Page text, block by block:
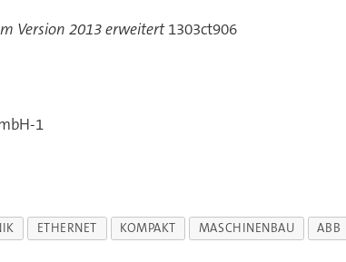
Version 2013 erweitert1303ct906
1
ETHERNET KOMPAKT MASCHINENBAU ABB